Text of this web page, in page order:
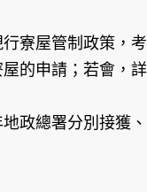
行寮屋管制政策
的申請；若會，
地政總署分別接